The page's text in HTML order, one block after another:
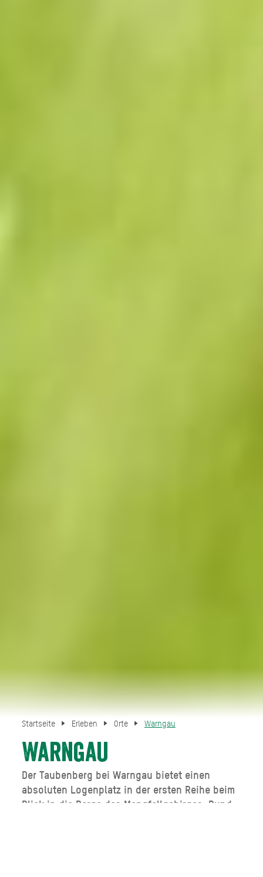
Startseite Erleben Orte Warngau
Warngau
Der Taubenberg bei Warngau bietet einen
absoluten Logenplatz in der ersten Reihe beim
Blick in die Berge des Mangfallgebirges. Rund